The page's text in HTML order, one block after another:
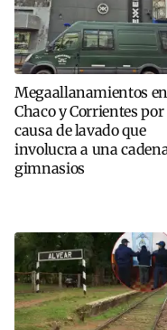
Megaallanamientos en
Chaco y Corrientes
causa de lavado que
involucra a una
gimnasios